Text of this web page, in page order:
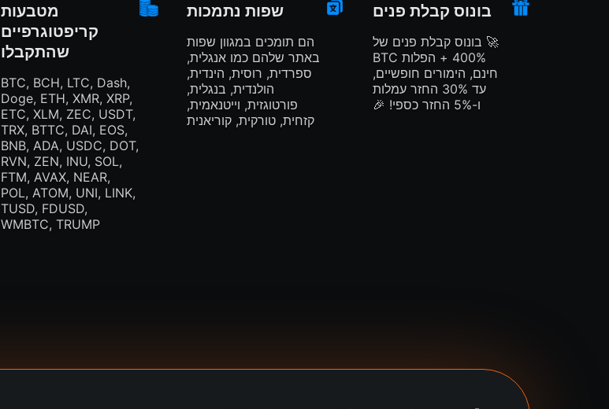
בונוס קבלת פנים
🚀 בונוס קבלת פנים של
400% + הפלות BTC
חינם, הימורים חופשיים,
עד 30% החזר עמלות
ו-5% החזר כספי! 🎉
שפות נתמכות
הם תומכים במגוון שפות
באתר שלהם כמו אנגלית,
ספרדית, רוסית, הינדית,
הולנדית, בנגלית,
פורטוגזית, וייטנאמית,
קזחית, טורקית, קוריאנית
מטבעות
קריפטוגרפיים
שהתקבלו
BTC, BCH, LTC, Dash,
Doge, ETH, XMR, XRP,
ETC, XLM, ZEC, USDT,
TRX, BTTC, DAI, EOS,
BNB, ADA, USDC, DOT,
RVN, ZEN, INU, SOL,
FTM, AVAX, NEAR,
POL, ATOM, UNI, LINK,
TUSD, FDUSD,
WMBTC, TRUMP